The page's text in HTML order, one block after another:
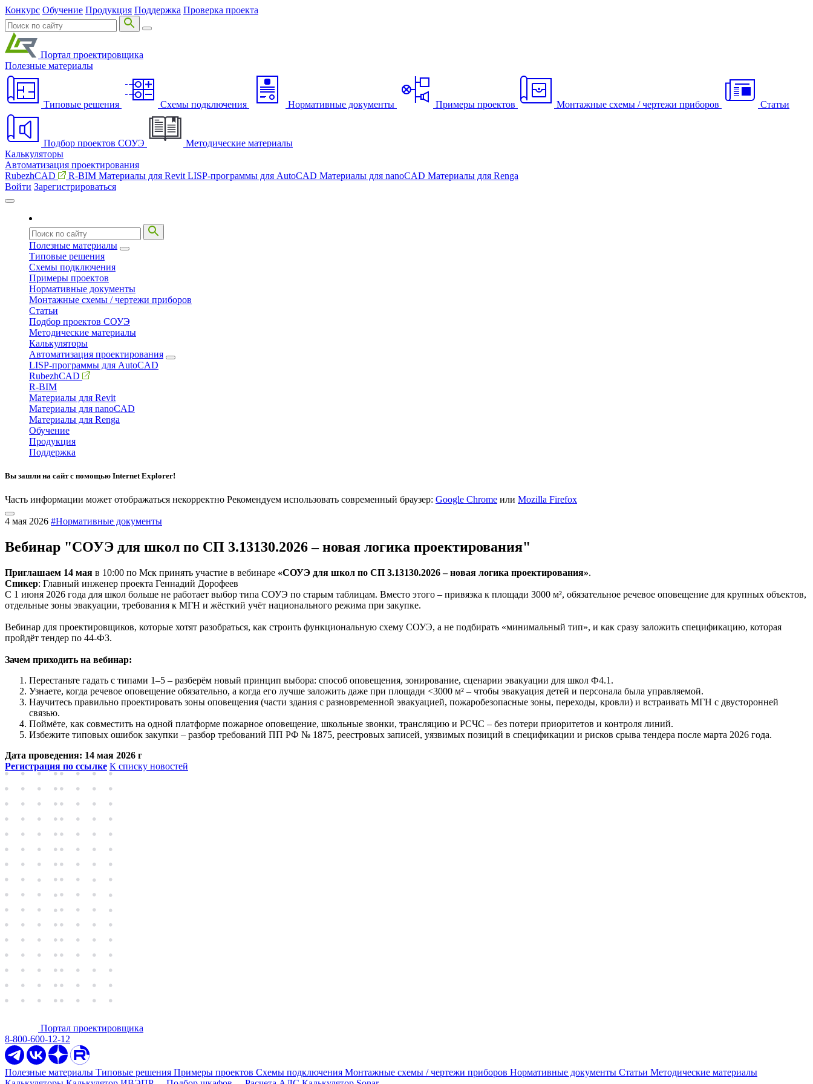
Конкурс Обучение Продукция Поддержка Проверка проекта
Портал проектировщика
Полезные материалы
Типовые решения Схемы подключения Нормативные документы Примеры проектов Монтажные схемы / чертежи приборов Статьи
Подбор проектов СОУЭ
Методические материалы
Калькуляторы
Автоматизация проектирования
RubezhCAD
R-BIM Материалы для Revit LISP-программы для AutoCAD Материалы для nanoCAD Материалы для Renga
Войти Зарегистрироваться
Полезные материалы
Типовые решения
Схемы подключения
Примеры проектов
Нормативные документы
Монтажные схемы / чертежи приборов
Статьи
Подбор проектов СОУЭ
Методические материалы
Калькуляторы
Автоматизация проектирования
LISP-программы для AutoCAD
RubezhCAD
R-BIM
Материалы для Revit
Материалы для nanoCAD
Материалы для Renga
Обучение
Продукция
Поддержка
Вы зашли на сайт с помощью Internet Explorer!
Часть информации может отображаться некорректно Рекомендуем использовать современный браузер: Google Chrome или Mozilla Firefox
4 мая 2026 #Нормативные документы
Вебинар "СОУЭ для школ по СП 3.13130.2026 – новая логика проектирования"
Приглашаем 14 мая в 10:00 по Мск принять участие в вебинаре «СОУЭ для школ по СП 3.13130.2026 – новая логика проектирования».
Спикер: Главный инженер проекта Геннадий Дорофеев
С 1 июня 2026 года для школ больше не работает выбор типа СОУЭ по старым таблицам. Вместо этого – привязка к площади 3000 м², обязательное речевое оповещение для крупных объектов,
отдельные зоны эвакуации, требования к МГН и жёсткий учёт национального режима при закупке.
Вебинар для проектировщиков, которые хотят разобраться, как строить функциональную схему СОУЭ, а не подбирать «минимальный тип», и как сразу заложить спецификацию, которая
пройдёт тендер по 44-ФЗ.
Зачем приходить на вебинар:
Перестаньте гадать с типами 1–5 – разберём новый принцип выбора: способ оповещения, зонирование, сценарии эвакуации для школ Ф4.1.
Узнаете, когда речевое оповещение обязательно, а когда его лучше заложить даже при площади <3000 м² – чтобы эвакуация детей и персонала была управляемой.
Научитесь правильно проектировать зоны оповещения (части здания с разновременной эвакуацией, пожаробезопасные зоны, переходы, кровли) и встраивать МГН с двусторонней
связью.
Поймёте, как совместить на одной платформе пожарное оповещение, школьные звонки, трансляцию и РСЧС – без потери приоритетов и контроля линий.
Избежите типовых ошибок закупки – разбор требований ПП РФ № 1875, реестровых записей, уязвимых позиций в спецификации и рисков срыва тендера после марта 2026 года.
Дата проведения: 14 мая 2026 г
Регистрация по ссылке К списку новостей
Портал проектировщика
8-800-600-12-12
Полезные материалы Типовые решения Примеры проектов Схемы подключения Монтажные схемы / чертежи приборов Нормативные документы Статьи Методические материалы